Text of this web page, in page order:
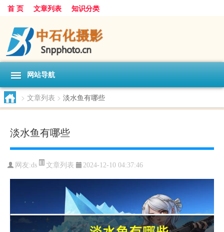
首 页 文章列表 知识分类
网站导航
> 文章列表 > 淡水鱼有哪些
淡水鱼有哪些
网友:ds 文章列表 2024-12-10 04:37:46